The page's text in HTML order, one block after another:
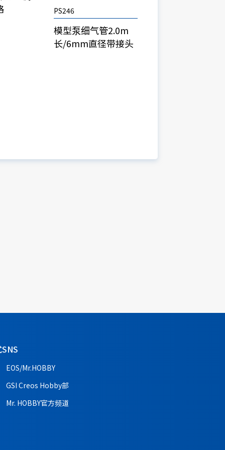
PS246
模型泵细气管2.0m
长/6mm直径带接头
EOS/Mr.HOBBY
GSI Creos Hobby部
Mr. HOBBY官方频道